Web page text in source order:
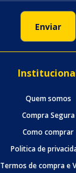
Quem somos
Compra Segura
Como comprar
Politica de
Termos de compra e